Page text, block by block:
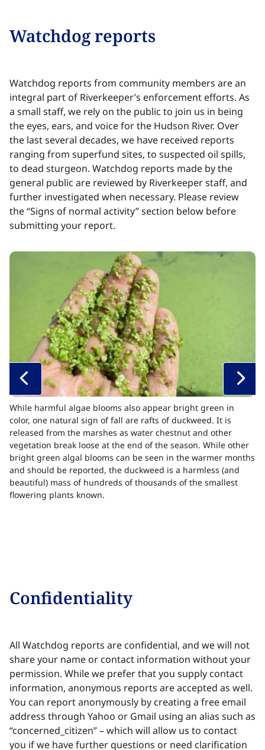
Watchdog reports​​​​‌ ‍ ​‍​‍‌‍ ‌ ​‍‌‍‍‌‌‍‌ ‌‍‍‌‌‍ ‍​‍​‍​ ‍‍​‍​‍‌ ​ ‌‍​‌‌‍ ‍‌‍‍‌‌ ‌​‌ ‍‌​‍ ‍‌‍‍‌‌‍ ​‍​‍​‍ ​​‍​‍‌‍‍​‌ ​‍‌‍‌‌‌‍‌‍​‍​‍​ ‍‍​‍​‍‌‍‍​‌ ‌​‌ ‌​‌ ​​‌ ​ ​ ‍‍​‍ ​‍ ‌‍​ ‌‍ ‌‌ ​ ​‍ ‍‌‍ ‌‌‍​‌‌‍‍‌‌‍ ‍​‍ ‍​ ​‍​ ​​​ ​‍​ ‌​‌ ​‍‌‍‌‌‌‍‌​‌‍‌‌‌ ​ ‌‍‍‌‌‍‌ ‌‍ ‍​‍ ‍‌ ​‍‌‍‍‌‌ ‌‍‌‍‌‌‌ ​‍‌‍‍ ‌‍‌‌‌‍‌‌‌ ​​‌‍‌‌‌ ​‍​‍ ‍‌‍ ‌ ​‍‌‍‌ ​‍ ‌‍‍‌‌‍ ‍‌ ‌​‌‍‌‌‌‍ ‍‌ ‌​​‍ ‌‍‌‌‌‍‌​‌‍‍‌‌ ‌​​‍ ‌‍ ‌‌‍ ‌‍‌​‌‍‌‌​ ‌‌ ​​‌ ​‍‌‍‌‌‌ ​ ‌‍‌‌‌‍ ‍‌ ‌​‌‍​‌‌ ‌​‌‍‍‌‌‍ ‌‍ ‍​ ‍ ‌‍‍‌‌‍‌​​ ‌‌ ​‍‌‍‌‌‌ ​​‌‍ ‌ ​‍‌ ‌​‌​​‌‌‌​​‌‍ ‌‍ ​‌‍ ​‌ ‌‌‌ ‌​‌‍‌‌‌ ​‍​ ‍ ‌ ‌​‌ ‍‌‌ ​​‌‍‌‌​ ‌‌ ​​‌‍ ‌‍ ​‌‍ ​‌ ‌‌‌ ‌​‌‍‌‌‌ ​‍‌‌ ‌ ​​‌‍​‌‌‍‌ ‌‍‌‌​ ‍ ‌ ​​‌‍​‌‌ ‌​‌‍‍​​ ‌‌‍​ ‌‍ ‌‍ ‍‌ ‌​‌‍‌‌‌‍ ‍‌ ‌​​‍‌‌​ ‌‌‌​​‍‌‌ ‌‍‍ ‌‍‌‌‌ ‍‌​‍‌‌​ ​ ‌​‌​​‍‌‌​ ​ ‌​‌​​‍‌‌​ ​‍​ ​‍‌‍‌‌​ ​​​ ​‌‌‍​‌‌‍​‍​ ‌‌‌‍‌‍‌‍​‍​ ‌​​ ​‌‌‍‌‌‌‍​ ​‍‌‌​ ​‍​ ​‍​‍‌‌​ ‌‌‌​‌​​‍ ‍‌‍​ ‌‍‍​‌‍‍‌‌‍ ​‌‍‌​‌ ​‍‌‍‌‌‌‍ ‍​‍‌‌​ ‌‌‌​​‍‌‌ ‌‍‍ ‌‍‌‌‌ ‍‌​‍‌‌​ ​ ‌​‌​​‍‌‌​ ​ ‌​‌​​‍‌‌​ ​‍​ ​‍​ ‌ ‌‍​‌‌‍​ ​ ​‍​ ‌ ‌‍​‍‌‍​‌​ ‌ ‌‍‌‍​ ‍‌‌‍‌‌​ ​​​ ​​​‍‌‌​ ​‍​ ​‍​‍‌‌​ ‌‌‌​‌​​‍ ‍‌ ‌​‌‍‌‌‌ ‍​‌ ‌​​ ‌‍​‍‌‍​‌‌ ​ ‌‍‌‌‌‌‌‌‌ ​‍‌‍ ​​ ‌‌‍‍​‌ ‌​‌ ‌​‌ ​​‌ ​ ​‍‌‌​ ​ ‌​​‌​‍‌‌​ ​‍‌​‌‍​‍‌‌​ ​‍‌​‌‍‌‍​ ‌‍ ‌‌ ​ ​‍ ‍‌‍ ‌‌‍​‌‌‍‍‌‌‍ ‍​‍ ‍​ ​‍​ ​​​ ​‍​ ‌​‌ ​‍‌‍‌‌‌‍‌​‌‍‌‌‌ ​ ‌‍‍‌‌‍‌ ‌‍ ‍​‍ ‍‌ ​‍‌‍‍‌‌ ‌‍‌‍‌‌‌ ​‍‌‍‍ ‌‍‌‌‌‍‌‌‌ ​​‌‍‌‌‌ ​‍​‍ ‍‌‍ ‌ ​‍‌‍‌ ​‍‌‍‌‍‍‌‌‍‌​​ ‌‌ ​‍‌‍‌‌‌ ​​‌‍ ‌ ​‍‌ ‌​‌​​‌‌‌​​‌‍ ‌‍ ​‌‍ ​‌ ‌‌‌ ‌​‌‍‌‌‌ ​‍​‍‌‍‌ ‌​‌ ‍‌‌ ​​‌‍‌‌​ ‌‌ ​​‌‍ ‌‍ ​‌‍ ​‌ ‌‌‌ ‌​‌‍‌‌‌ ​‍‌‌ ‌ ​​‌‍​‌‌‍‌ ‌‍‌‌​‍‌‍‌ ​​‌‍​‌‌ ‌​‌‍‍​​ ‌‌‍​ ‌‍ ‌‍ ‍‌ ‌​‌‍‌‌‌‍ ‍‌ ‌​​‍‌‌​ ‌‌‌​​‍‌‌ ‌‍‍ ‌‍‌‌‌ ‍‌​‍‌‌​ ​ ‌​‌​​‍‌‌​ ​ ‌​‌​​‍‌‌​ ​‍​ ​‍‌‍‌‌​ ​​​ ​‌‌‍​‌‌‍​‍​ ‌‌‌‍‌‍‌‍​‍​ ‌​​ ​‌‌‍‌‌‌‍​ ​‍‌‌​ ​‍​ ​‍​‍‌‌​ ‌‌‌​‌​​‍ ‍‌‍​ ‌‍‍​‌‍‍‌‌‍ ​‌‍‌​‌ ​‍‌‍‌‌‌‍ ‍​‍‌‌​ ‌‌‌​​‍‌‌ ‌‍‍ ‌‍‌‌‌ ‍‌​‍‌‌​ ​ ‌​‌​​‍‌‌​ ​ ‌​‌​​‍‌‌​ ​‍​ ​‍​ ‌ ‌‍​‌‌‍​ ​ ​‍​ ‌ ‌‍​‍‌‍​‌​ ‌ ‌‍‌‍​ ‍‌‌‍‌‌​ ​​​ ​​​‍‌‌​ ​‍​ ​‍​‍‌‌​ ‌‌‌​‌​​‍ ‍‌ ‌​‌‍‌‌‌ ‍​‌ ‌​​‍‌‍‌ ​​‌‍‌‌‌ ​‍‌ ​ ‌ ​​‌‍‌‌‌‍​ ‌ ‌​‌‍‍‌‌ ‌‍‌‍‌‌​ ‌‌ ​​‌ ‌‌‌‍​‍‌‍ ​‌‍‍‌‌ ​ ‌‍‍​‌‍‌‌‌‍‌​​‍​‍‌ ‌
Watchdog reports from community members are an
integral part of Riverkeeper’s enforcement efforts. As
a small staff, we rely on the public to join us in being
the eyes, ears, and voice for the Hudson River. Over
the last several decades, we have received reports
ranging from superfund sites, to suspected oil spills,
to dead sturgeon. Watchdog reports made by the
general public are reviewed by Riverkeeper staff, and
further investigated when necessary. Please review
the “Signs of normal activity” section below before
submitting your report.​​​​‌ ‍ ​‍​‍‌‍ ‌ ​‍‌‍‍‌‌‍‌ ‌‍‍‌‌‍ ‍​‍​‍​ ‍‍​‍​‍‌ ​ ‌‍​‌‌‍ ‍‌‍‍‌‌ ‌​‌ ‍‌​‍ ‍‌‍‍‌‌‍ ​‍​‍​‍ ​​‍​‍‌‍‍​‌ ​‍‌‍‌‌‌‍‌‍​‍​‍​ ‍‍​‍​‍‌‍‍​‌ ‌​‌ ‌​‌ ​​‌ ​ ​ ‍‍​‍ ​‍ ‌‍​ ‌‍ ‌‌ ​ ​‍ ‍‌‍ ‌‌‍​‌‌‍‍‌‌‍ ‍​‍ ‍​ ​‍​ ​​​ ​‍​ ‌​‌ ​‍‌‍‌‌‌‍‌​‌‍‌‌‌ ​ ‌‍‍‌‌‍‌ ‌‍ ‍​‍ ‍‌ ​‍‌‍‍‌‌ ‌‍‌‍‌‌‌ ​‍‌‍‍ ‌‍‌‌‌‍‌‌‌ ​​‌‍‌‌‌ ​‍​‍ ‍‌‍ ‌ ​‍‌‍‌ ​‍ ‌‍‍‌‌‍ ‍‌ ‌​‌‍‌‌‌‍ ‍‌ ‌​​‍ ‌‍‌‌‌‍‌​‌‍‍‌‌ ‌​​‍ ‌‍ ‌‌‍ ‌‍‌​‌‍‌‌​ ‌‌ ​​‌ ​‍‌‍‌‌‌ ​ ‌‍‌‌‌‍ ‍‌ ‌​‌‍​‌‌ ‌​‌‍‍‌‌‍ ‌‍ ‍​ ‍ ‌‍‍‌‌‍‌​​ ‌‌ ​‍‌‍‌‌‌ ​​‌‍ ‌ ​‍‌ ‌​‌​​‌‌‌​​‌‍ ‌‍ ​‌‍ ​‌ ‌‌‌ ‌​‌‍‌‌‌ ​‍​ ‍ ‌ ‌​‌ ‍‌‌ ​​‌‍‌‌​ ‌‌ ​​‌‍ ‌‍ ​‌‍ ​‌ ‌‌‌ ‌​‌‍‌‌‌ ​‍‌‌ ‌ ​​‌‍​‌‌‍‌ ‌‍‌‌​ ‍ ‌ ​​‌‍​‌‌ ‌​‌‍‍​​ ‌‌‍​ ‌‍ ‌‍ ‍‌ ‌​‌‍‌‌‌‍ ‍‌ ‌​​‍‌‌​ ‌‌‌​​‍‌‌ ‌‍‍ ‌‍‌‌‌ ‍‌​‍‌‌​ ​ ‌​‌​​‍‌‌​ ​ ‌​‌​​‍‌‌​ ​‍​ ​‍​ ​​‌‍‌‌​ ​​‌‍​‍​ ‌‍‌‍​ ​ ​ ​ ‍‌​ ​‍​ ‍​​ ​‍​ ‌​​‍‌‌​ ​‍​ ​‍​‍‌‌​ ‌‌‌​‌​​‍ ‍‌‍​ ‌‍‍​‌‍‍‌‌‍ ​‌‍‌​‌ ​‍‌‍‌‌‌‍ ‍​‍‌‌​ ‌‌‌​​‍‌‌ ‌‍‍ ‌‍‌‌‌ ‍‌​‍‌‌​ ​ ‌​‌​​‍‌‌​ ​ ‌​‌​​‍‌‌​ ​‍​ ​‍​ ‌ ​ ​ ​ ‌ ​ ‍​‌‍​‍​ ‌​‌‍‌​​ ‍‌‌‍​‍‌‍​‍​ ‌​​ ‍​​ ​​​‍‌‌​ ​‍​ ​‍​‍‌‌​ ‌‌‌​‌​​‍ ‍‌ ‌​‌‍‌‌‌ ‍​‌ ‌​​ ‌‍​‍‌‍​‌‌ ​ ‌‍‌‌‌‌‌‌‌ ​‍‌‍ ​​ ‌‌‍‍​‌ ‌​‌ ‌​‌ ​​‌ ​ ​‍‌‌​ ​ ‌​​‌​‍‌‌​ ​‍‌​‌‍​‍‌‌​ ​‍‌​‌‍‌‍​ ‌‍ ‌‌ ​ ​‍ ‍‌‍ ‌‌‍​‌‌‍‍‌‌‍ ‍​‍ ‍​ ​‍​ ​​​ ​‍​ ‌​‌ ​‍‌‍‌‌‌‍‌​‌‍‌‌‌ ​ ‌‍‍‌‌‍‌ ‌‍ ‍​‍ ‍‌ ​‍‌‍‍‌‌ ‌‍‌‍‌‌‌ ​‍‌‍‍ ‌‍‌‌‌‍‌‌‌ ​​‌‍‌‌‌ ​‍​‍ ‍‌‍ ‌ ​‍‌‍‌ ​‍‌‍‌‍‍‌‌‍‌​​ ‌‌ ​‍‌‍‌‌‌ ​​‌‍ ‌ ​‍‌ ‌​‌​​‌‌‌​​‌‍ ‌‍ ​‌‍ ​‌ ‌‌‌ ‌​‌‍‌‌‌ ​‍​‍‌‍‌ ‌​‌ ‍‌‌ ​​‌‍‌‌​ ‌‌ ​​‌‍ ‌‍ ​‌‍ ​‌ ‌‌‌ ‌​‌‍‌‌‌ ​‍‌‌ ‌ ​​‌‍​‌‌‍‌ ‌‍‌‌​‍‌‍‌ ​​‌‍​‌‌ ‌​‌‍‍​​ ‌‌‍​ ‌‍ ‌‍ ‍‌ ‌​‌‍‌‌‌‍ ‍‌ ‌​​‍‌‌​ ‌‌‌​​‍‌‌ ‌‍‍ ‌‍‌‌‌ ‍‌​‍‌‌​ ​ ‌​‌​​‍‌‌​ ​ ‌​‌​​‍‌‌​ ​‍​ ​‍​ ​​‌‍‌‌​ ​​‌‍​‍​ ‌‍‌‍​ ​ ​ ​ ‍‌​ ​‍​ ‍​​ ​‍​ ‌​​‍‌‌​ ​‍​ ​‍​‍‌‌​ ‌‌‌​‌​​‍ ‍‌‍​ ‌‍‍​‌‍‍‌‌‍ ​‌‍‌​‌ ​‍‌‍‌‌‌‍ ‍​‍‌‌​ ‌‌‌​​‍‌‌ ‌‍‍ ‌‍‌‌‌ ‍‌​‍‌‌​ ​ ‌​‌​​‍‌‌​ ​ ‌​‌​​‍‌‌​ ​‍​ ​‍​ ‌ ​ ​ ​ ‌ ​ ‍​‌‍​‍​ ‌​‌‍‌​​ ‍‌‌‍​‍‌‍​‍​ ‌​​ ‍​​ ​​​‍‌‌​ ​‍​ ​‍​‍‌‌​ ‌‌‌​‌​​‍ ‍‌ ‌​‌‍‌‌‌ ‍​‌ ‌​​‍‌‍‌ ​​‌‍‌‌‌ ​‍‌ ​ ‌ ​​‌‍‌‌‌‍​ ‌ ‌​‌‍‍‌‌ ‌‍‌‍‌‌​ ‌‌ ​​‌ ‌‌‌‍​‍‌‍ ​‌‍‍‌‌ ​ ‌‍‍​‌‍‌‌‌‍‌​​‍​‍‌ ‌
While harmful algae blooms also appear bright green in
color, one natural sign of fall are rafts of duckweed. It is
released from the marshes as water chestnut and other
vegetation break loose at the end of the season. While other
bright green algal blooms can be seen in the warmer months
and should be reported, the duckweed is a harmless (and
beautiful) mass of hundreds of thousands of the smallest
flowering plants known.​​​​‌ ‍ ​‍​‍‌‍ ‌ ​‍‌‍‍‌‌‍‌ ‌‍‍‌‌‍ ‍​‍​‍​ ‍‍​‍​‍‌ ​ ‌‍​‌‌‍ ‍‌‍‍‌‌ ‌​‌ ‍‌​‍ ‍‌‍‍‌‌‍ ​‍​‍​‍ ​​‍​‍‌‍‍​‌ ​‍‌‍‌‌‌‍‌‍​‍​‍​ ‍‍​‍​‍‌‍‍​‌ ‌​‌ ‌​‌ ​​‌ ​ ​ ‍‍​‍ ​‍ ‌‍​ ‌‍ ‌‌ ​ ​‍ ‍‌‍ ‌‌‍​‌‌‍‍‌‌‍ ‍​‍ ‍​ ​‍​ ​​​ ​‍​ ‌​‌ ​‍‌‍‌‌‌‍‌​‌‍‌‌‌ ​ ‌‍‍‌‌‍‌ ‌‍ ‍​‍ ‍‌ ​‍‌‍‍‌‌ ‌‍‌‍‌‌‌ ​‍‌‍‍ ‌‍‌‌‌‍‌‌‌ ​​‌‍‌‌‌ ​‍​‍ ‍‌‍ ‌ ​‍‌‍‌ ​‍ ‌‍‍‌‌‍ ‍‌ ‌​‌‍‌‌‌‍ ‍‌ ‌​​‍ ‌‍‌‌‌‍‌​‌‍‍‌‌ ‌​​‍ ‌‍ ‌‌‍ ‌‍‌​‌‍‌‌​ ‌‌ ​​‌ ​‍‌‍‌‌‌ ​ ‌‍‌‌‌‍ ‍‌ ‌​‌‍​‌‌ ‌​‌‍‍‌‌‍ ‌‍ ‍​ ‍ ‌‍‍‌‌‍‌​​ ‌‌ ​‍‌‍‌‌‌ ​​‌‍ ‌ ​‍‌ ‌​‌​​‌‌‌​​‌‍ ‌‍ ​‌‍ ​‌ ‌‌‌ ‌​‌‍‌‌‌ ​‍​ ‍ ‌ ‌​‌ ‍‌‌ ​​‌‍‌‌​ ‌‌ ​​‌‍ ‌‍ ​‌‍ ​‌ ‌‌‌ ‌​‌‍‌‌‌ ​‍‌‌ ‌ ​​‌‍​‌‌‍‌ ‌‍‌‌​ ‍ ‌ ​​‌‍​‌‌ ‌​‌‍‍​​ ‌‌‍​ ‌‍ ‌‍ ‍‌ ‌​‌‍‌‌‌‍ ‍‌ ‌​​‍‌‌​ ‌‌‌​​‍‌‌ ‌‍‍ ‌‍‌‌‌ ‍‌​‍‌‌​ ​ ‌​‌​​‍‌‌​ ​ ‌​‌​​‍‌‌​ ​‍​ ​‍​ ‍‌​ ‍​‌‍‌‌​ ​ ​ ‍​​ ‌ ‌‍‌‍​ ‌‍​ ‌ ​ ‌​​ ‌‌​ ​ ​‍‌‌​ ​‍​ ​‍​‍‌‌​ ‌‌‌​‌​​‍ ‍‌‍‍‌‌‍ ‌‌‍​‌‌‍‌ ‌‍‌‌‌ ​ ​‍‌‌​ ‌‌‌​​‍‌‌ ‌‍‍ ‌‍‌‌‌ ‍‌​‍‌‌​ ​ ‌​‌​​‍‌‌​ ​ ‌​‌​​‍‌‌​ ​‍​ ​‍​ ​‌‌‍​‌​ ‌‍​ ‌‌​ ‌‌‌‍​‌‌‍​‌‌‍‌‌​ ​ ‌‍‌‌​ ‌​​ ‌ ​‍‌‌​ ​‍​ ​‍​‍‌‌​ ‌‌‌​‌​​‍ ‍‌‍​ ‌‍​‌‌ ​​‌ ‌​‌‍‍‌‌‍ ‌‍ ‍​ ‌‍​‍‌‍​‌‌ ​ ‌‍‌‌‌‌‌‌‌ ​‍‌‍ ​​ ‌‌‍‍​‌ ‌​‌ ‌​‌ ​​‌ ​ ​‍‌‌​ ​ ‌​​‌​‍‌‌​ ​‍‌​‌‍​‍‌‌​ ​‍‌​‌‍‌‍​ ‌‍ ‌‌ ​ ​‍ ‍‌‍ ‌‌‍​‌‌‍‍‌‌‍ ‍​‍ ‍​ ​‍​ ​​​ ​‍​ ‌​‌ ​‍‌‍‌‌‌‍‌​‌‍‌‌‌ ​ ‌‍‍‌‌‍‌ ‌‍ ‍​‍ ‍‌ ​‍‌‍‍‌‌ ‌‍‌‍‌‌‌ ​‍‌‍‍ ‌‍‌‌‌‍‌‌‌ ​​‌‍‌‌‌ ​‍​‍ ‍‌‍ ‌ ​‍‌‍‌ ​‍‌‍‌‍‍‌‌‍‌​​ ‌‌ ​‍‌‍‌‌‌ ​​‌‍ ‌ ​‍‌ ‌​‌​​‌‌‌​​‌‍ ‌‍ ​‌‍ ​‌ ‌‌‌ ‌​‌‍‌‌‌ ​‍​‍‌‍‌ ‌​‌ ‍‌‌ ​​‌‍‌‌​ ‌‌ ​​‌‍ ‌‍ ​‌‍ ​‌ ‌‌‌ ‌​‌‍‌‌‌ ​‍‌‌ ‌ ​​‌‍​‌‌‍‌ ‌‍‌‌​‍‌‍‌ ​​‌‍​‌‌ ‌​‌‍‍​​ ‌‌‍​ ‌‍ ‌‍ ‍‌ ‌​‌‍‌‌‌‍ ‍‌ ‌​​‍‌‌​ ‌‌‌​​‍‌‌ ‌‍‍ ‌‍‌‌‌ ‍‌​‍‌‌​ ​ ‌​‌​​‍‌‌​ ​ ‌​‌​​‍‌‌​ ​‍​ ​‍​ ‍‌​ ‍​‌‍‌‌​ ​ ​ ‍​​ ‌ ‌‍‌‍​ ‌‍​ ‌ ​ ‌​​ ‌‌​ ​ ​‍‌‌​ ​‍​ ​‍​‍‌‌​ ‌‌‌​‌​​‍ ‍‌‍‍‌‌‍ ‌‌‍​‌‌‍‌ ‌‍‌‌‌ ​ ​‍‌‌​ ‌‌‌​​‍‌‌ ‌‍‍ ‌‍‌‌‌ ‍‌​‍‌‌​ ​ ‌​‌​​‍‌‌​ ​ ‌​‌​​‍‌‌​ ​‍​ ​‍​ ​‌‌‍​‌​ ‌‍​ ‌‌​ ‌‌‌‍​‌‌‍​‌‌‍‌‌​ ​ ‌‍‌‌​ ‌​​ ‌ ​‍‌‌​ ​‍​ ​‍​‍‌‌​ ‌‌‌​‌​​‍ ‍‌‍​ ‌‍​‌‌ ​​‌ ‌​‌‍‍‌‌‍ ‌‍ ‍​‍‌‍‌ ​​‌‍‌‌‌ ​‍‌ ​ ‌ ​​‌‍‌‌‌‍​ ‌ ‌​‌‍‍‌‌ ‌‍‌‍‌‌​ ‌‌ ​​‌ ‌‌‌‍​‍‌‍ ​‌‍‍‌‌ ​ ‌‍‍​‌‍‌‌‌‍‌​​‍​‍‌ ‌
Confidentiality​​​​‌ ‍ ​‍​‍‌‍ ‌ ​‍‌‍‍‌‌‍‌ ‌‍‍‌‌‍ ‍​‍​‍​ ‍‍​‍​‍‌ ​ ‌‍​‌‌‍ ‍‌‍‍‌‌ ‌​‌ ‍‌​‍ ‍‌‍‍‌‌‍ ​‍​‍​‍ ​​‍​‍‌‍‍​‌ ​‍‌‍‌‌‌‍‌‍​‍​‍​ ‍‍​‍​‍‌‍‍​‌ ‌​‌ ‌​‌ ​​‌ ​ ​ ‍‍​‍ ​‍ ‌‍​ ‌‍ ‌‌ ​ ​‍ ‍‌‍ ‌‌‍​‌‌‍‍‌‌‍ ‍​‍ ‍​ ​‍​ ​​​ ​‍​ ‌​‌ ​‍‌‍‌‌‌‍‌​‌‍‌‌‌ ​ ‌‍‍‌‌‍‌ ‌‍ ‍​‍ ‍‌ ​‍‌‍‍‌‌ ‌‍‌‍‌‌‌ ​‍‌‍‍ ‌‍‌‌‌‍‌‌‌ ​​‌‍‌‌‌ ​‍​‍ ‍‌‍ ‌ ​‍‌‍‌ ​‍ ‌‍‍‌‌‍ ‍‌ ‌​‌‍‌‌‌‍ ‍‌ ‌​​‍ ‌‍‌‌‌‍‌​‌‍‍‌‌ ‌​​‍ ‌‍ ‌‌‍ ‌‍‌​‌‍‌‌​ ‌‌ ​​‌ ​‍‌‍‌‌‌ ​ ‌‍‌‌‌‍ ‍‌ ‌​‌‍​‌‌ ‌​‌‍‍‌‌‍ ‌‍ ‍​ ‍ ‌‍‍‌‌‍‌​​ ‌‌ ​‍‌‍‌‌‌ ​​‌‍ ‌ ​‍‌ ‌​‌​​‌‌‌​​‌‍ ‌‍ ​‌‍ ​‌ ‌‌‌ ‌​‌‍‌‌‌ ​‍​ ‍ ‌ ‌​‌ ‍‌‌ ​​‌‍‌‌​ ‌‌ ​​‌‍ ‌‍ ​‌‍ ​‌ ‌‌‌ ‌​‌‍‌‌‌ ​‍‌‌ ‌ ​​‌‍​‌‌‍‌ ‌‍‌‌​ ‍ ‌ ​​‌‍​‌‌ ‌​‌‍‍​​ ‌‌‍​ ‌‍ ‌‍ ‍‌ ‌​‌‍‌‌‌‍ ‍‌ ‌​​‍‌‌​ ‌‌‌​​‍‌‌ ‌‍‍ ‌‍‌‌‌ ‍‌​‍‌‌​ ​ ‌​‌​​‍‌‌​ ​ ‌​‌​​‍‌‌​ ​‍​ ​‍‌‍‌​​ ‌ ‌‍‌‌​ ‌‍​ ​‌‌‍​‍​ ​‍​ ‍​​ ​‍​ ​‌​ ‌ ‌‍‌‌​‍‌‌​ ​‍​ ​‍​‍‌‌​ ‌‌‌​‌​​‍ ‍‌‍​ ‌‍‍​‌‍‍‌‌‍ ​‌‍‌​‌ ​‍‌‍‌‌‌‍ ‍​‍‌‌​ ‌‌‌​​‍‌‌ ‌‍‍ ‌‍‌‌‌ ‍‌​‍‌‌​ ​ ‌​‌​​‍‌‌​ ​ ‌​‌​​‍‌‌​ ​‍​ ​‍​ ‍​‌‍‌‌​ ‍‌​ ​​​ ​​​ ‌​‌‍​‍​ ‌​​ ​‍​ ‌‍‌‍‌​​ ​‌​ ​​​‍‌‌​ ​‍​ ​‍​‍‌‌​ ‌‌‌​‌​​‍ ‍‌ ‌​‌‍‌‌‌ ‍​‌ ‌​​ ‌‍​‍‌‍​‌‌ ​ ‌‍‌‌‌‌‌‌‌ ​‍‌‍ ​​ ‌‌‍‍​‌ ‌​‌ ‌​‌ ​​‌ ​ ​‍‌‌​ ​ ‌​​‌​‍‌‌​ ​‍‌​‌‍​‍‌‌​ ​‍‌​‌‍‌‍​ ‌‍ ‌‌ ​ ​‍ ‍‌‍ ‌‌‍​‌‌‍‍‌‌‍ ‍​‍ ‍​ ​‍​ ​​​ ​‍​ ‌​‌ ​‍‌‍‌‌‌‍‌​‌‍‌‌‌ ​ ‌‍‍‌‌‍‌ ‌‍ ‍​‍ ‍‌ ​‍‌‍‍‌‌ ‌‍‌‍‌‌‌ ​‍‌‍‍ ‌‍‌‌‌‍‌‌‌ ​​‌‍‌‌‌ ​‍​‍ ‍‌‍ ‌ ​‍‌‍‌ ​‍‌‍‌‍‍‌‌‍‌​​ ‌‌ ​‍‌‍‌‌‌ ​​‌‍ ‌ ​‍‌ ‌​‌​​‌‌‌​​‌‍ ‌‍ ​‌‍ ​‌ ‌‌‌ ‌​‌‍‌‌‌ ​‍​‍‌‍‌ ‌​‌ ‍‌‌ ​​‌‍‌‌​ ‌‌ ​​‌‍ ‌‍ ​‌‍ ​‌ ‌‌‌ ‌​‌‍‌‌‌ ​‍‌‌ ‌ ​​‌‍​‌‌‍‌ ‌‍‌‌​‍‌‍‌ ​​‌‍​‌‌ ‌​‌‍‍​​ ‌‌‍​ ‌‍ ‌‍ ‍‌ ‌​‌‍‌‌‌‍ ‍‌ ‌​​‍‌‌​ ‌‌‌​​‍‌‌ ‌‍‍ ‌‍‌‌‌ ‍‌​‍‌‌​ ​ ‌​‌​​‍‌‌​ ​ ‌​‌​​‍‌‌​ ​‍​ ​‍‌‍‌​​ ‌ ‌‍‌‌​ ‌‍​ ​‌‌‍​‍​ ​‍​ ‍​​ ​‍​ ​‌​ ‌ ‌‍‌‌​‍‌‌​ ​‍​ ​‍​‍‌‌​ ‌‌‌​‌​​‍ ‍‌‍​ ‌‍‍​‌‍‍‌‌‍ ​‌‍‌​‌ ​‍‌‍‌‌‌‍ ‍​‍‌‌​ ‌‌‌​​‍‌‌ ‌‍‍ ‌‍‌‌‌ ‍‌​‍‌‌​ ​ ‌​‌​​‍‌‌​ ​ ‌​‌​​‍‌‌​ ​‍​ ​‍​ ‍​‌‍‌‌​ ‍‌​ ​​​ ​​​ ‌​‌‍​‍​ ‌​​ ​‍​ ‌‍‌‍‌​​ ​‌​ ​​​‍‌‌​ ​‍​ ​‍​‍‌‌​ ‌‌‌​‌​​‍ ‍‌ ‌​‌‍‌‌‌ ‍​‌ ‌​​‍‌‍‌ ​​‌‍‌‌‌ ​‍‌ ​ ‌ ​​‌‍‌‌‌‍​ ‌ ‌​‌‍‍‌‌ ‌‍‌‍‌‌​ ‌‌ ​​‌ ‌‌‌‍​‍‌‍ ​‌‍‍‌‌ ​ ‌‍‍​‌‍‌‌‌‍‌​​‍​‍‌ ‌
All Watchdog reports are confidential, and we will not
share your name or contact information without your
permission. While we prefer that you supply contact
information, anonymous reports are accepted as well.
You can report anonymously by creating a free email
address through Yahoo or Gmail using an alias such as
“concerned_citizen” – which will allow us to contact
you if we have further questions or need clarification